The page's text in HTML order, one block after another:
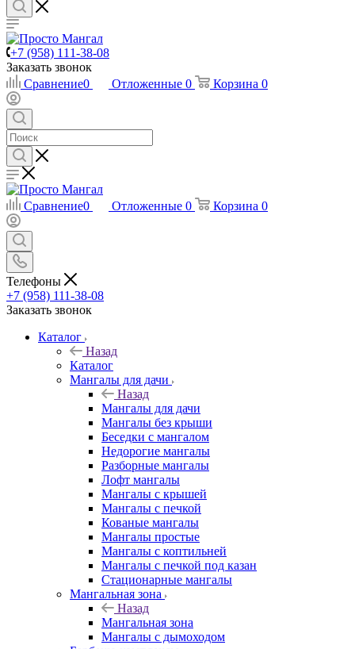
+7 (958) 111-38-08
Заказать звонок
Сравнение0 Отложенные 0 Корзина 0
Сравнение0 Отложенные 0 Корзина 0
Телефоны
+7 (958) 111-38-08
Заказать звонок
Каталог
Назад
Каталог
Мангалы для дачи
Назад
Мангалы для дачи
Мангалы без крыши
Беседки с мангалом
Недорогие мангалы
Разборные мангалы
Лофт мангалы
Мангалы с крышей
Мангалы с печкой
Кованые мангалы
Мангалы простые
Мангалы с коптильней
Мангалы с печкой под казан
Стационарные мангалы
Мангальная зона
Назад
Мангальная зона
Мангалы с дымоходом